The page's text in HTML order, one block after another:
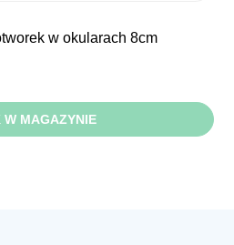
w okularach 8cm
W MAGAZYNIE